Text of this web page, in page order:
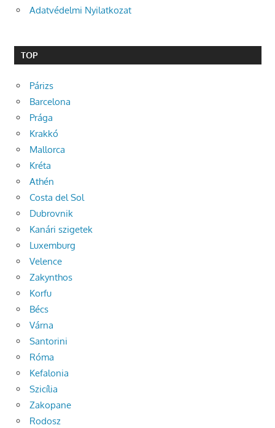
Adatvédelmi Nyilatkozat
TOP
Párizs
Barcelona
Prága
Krakkó
Mallorca
Kréta
Athén
Costa del Sol
Dubrovnik
Kanári szigetek
Luxemburg
Velence
Zakynthos
Korfu
Bécs
Várna
Santorini
Róma
Kefalonia
Szicília
Zakopane
Rodosz